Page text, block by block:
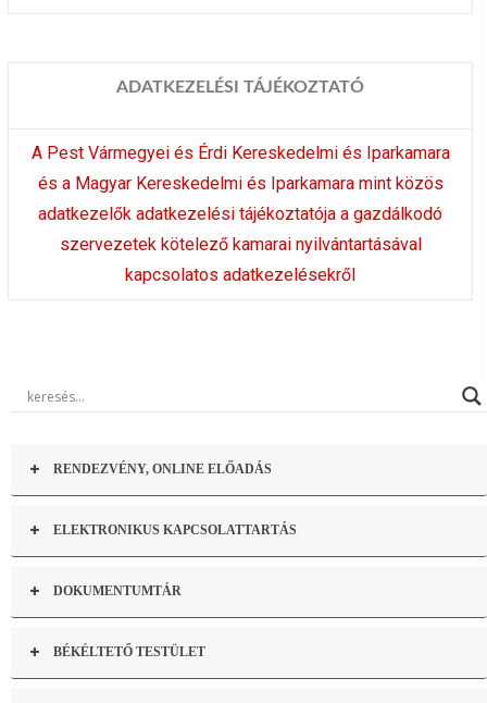
ADATKEZELÉSI TÁJÉKOZTATÓ
A Pest Vármegyei és Érdi Kereskedelmi és Iparkamara
és a Magyar Kereskedelmi és Iparkamara mint közös
adatkezelők adatkezelési tájékoztatója a gazdálkodó
szervezetek kötelező kamarai nyilvántartásával
kapcsolatos adatkezelésekről
RENDEZVÉNY, ONLINE ELŐADÁS
ELEKTRONIKUS KAPCSOLATTARTÁS
DOKUMENTUMTÁR
BÉKÉLTETŐ TESTÜLET